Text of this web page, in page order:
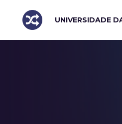
UNIVERSIDADE